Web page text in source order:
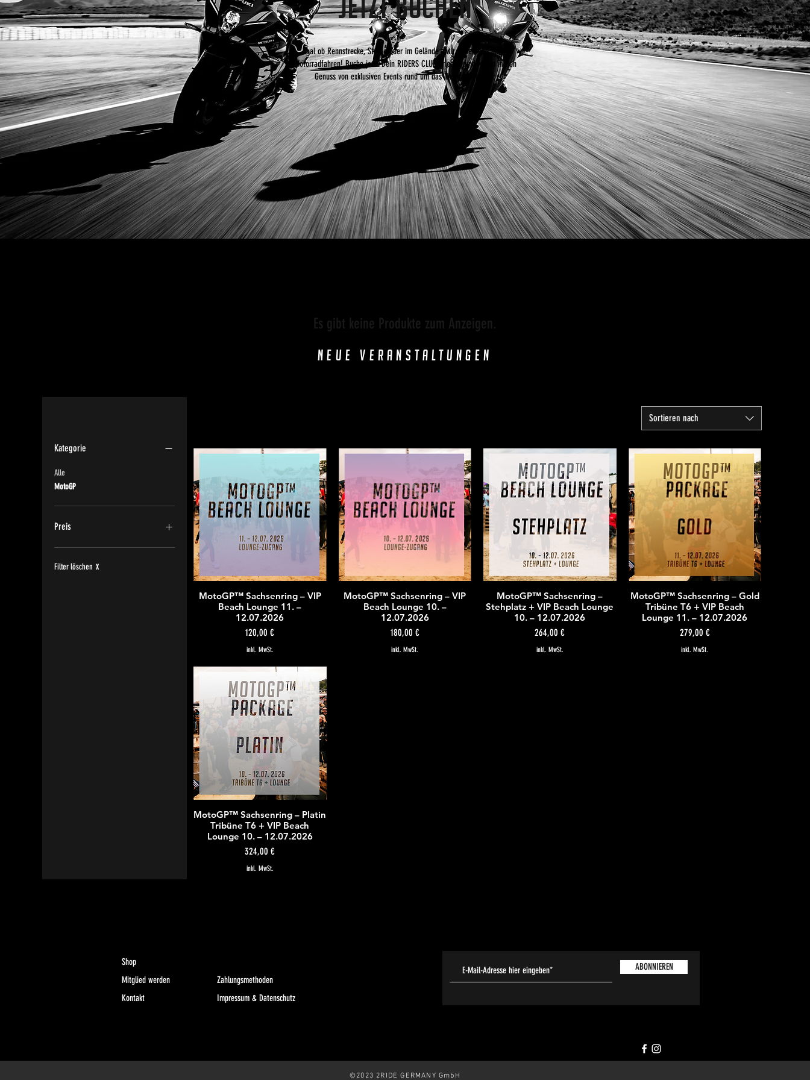
Egal ob Rennstrecke, Straße oder im Gelände - wir lieben und leben
Motorradfahren!Buche jetzt Dein RIDERS CLUB Erlebnis und komm in den
Genuss von exklusiven Events rund um das Thema Motorrad:
NEUE Veranstaltungen
Es gibt keine Produkte zum Anzeigen.
Kategorie
Alle
MotoGP
Preis
120 €
Filter löschen X
Sortieren nach
Schnellansicht
MotoGP™ Sachsenring – VIP
Beach Lounge 11. –
12.07.2026
Preis
120,00 €
inkl. MwSt.
Schnellansicht
MotoGP™ Sachsenring – VIP
Beach Lounge 10. –
12.07.2026
Preis
180,00 €
inkl. MwSt.
Schnellansicht
MotoGP™ Sachsenring –
Stehplatz + VIP Beach Lounge
10. – 12.07.2026
Preis
264,00 €
inkl. MwSt.
Schnellansicht
MotoGP™ Sachsenring – Gold
Tribüne T6 + VIP Beach
Lounge 11. – 12.07.2026
Preis
279,00 €
inkl. MwSt.
Schnellansicht
MotoGP™ Sachsenring – Platin
Tribüne T6 + VIP Beach
Lounge 10. – 12.07.2026
Preis
324,00 €
inkl. MwSt.
Shop
Mitglied werden
Kontakt
Zahlungsmethoden
Impressum & Datenschutz
ABONNIEREN
©2023 2RIDE GERMANY GmbH